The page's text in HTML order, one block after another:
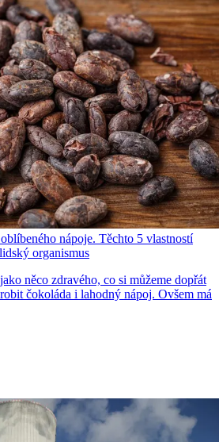
nápoje. Těchto 5 vlastností
organismus
něco zdravého, co si můžeme dopřát
čokoláda i lahodný nápoj. Ovšem má